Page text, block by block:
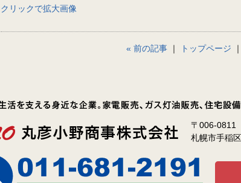
クリックで拡大画像
« 前の記事 ｜ トップページ ｜
〒006-0811
札幌市手稲